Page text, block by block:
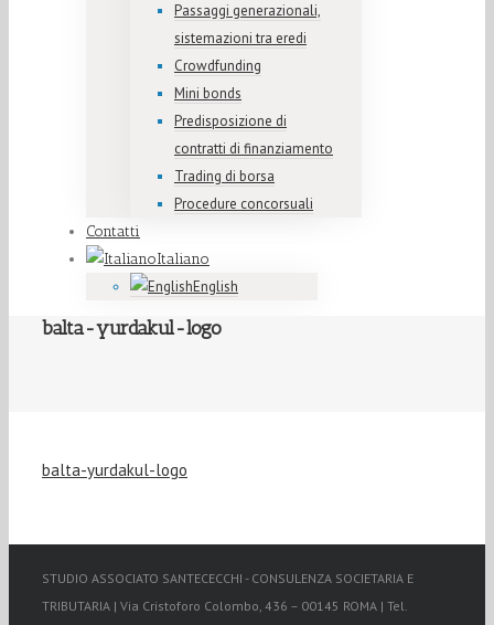
Passaggi generazionali,
sistemazioni tra eredi
Crowdfunding
Mini bonds
Predisposizione di
contratti di finanziamento
Trading di borsa
Procedure concorsuali
Contatti
Italiano
English
balta-yurdakul-logo
balta-yurdakul-logo
STUDIO ASSOCIATO SANTECECCHI - CONSULENZA SOCIETARIA E
TRIBUTARIA | Via Cristoforo Colombo, 436 – 00145 ROMA | Tel.